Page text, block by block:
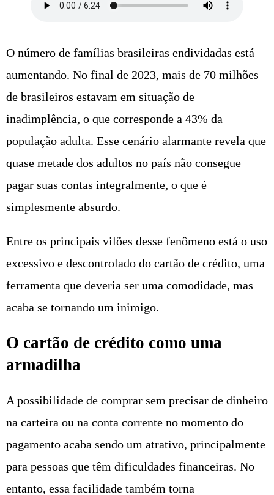
O número de famílias brasileiras endividadas está
aumentando. No final de 2023, mais de 70 milhões
de brasileiros estavam em situação de
inadimplência, o que corresponde a 43% da
população adulta. Esse cenário alarmante revela que
quase metade dos adultos no país não consegue
pagar suas contas integralmente, o que é
simplesmente absurdo.
Entre os principais vilões desse fenômeno está o uso
excessivo e descontrolado do cartão de crédito, uma
ferramenta que deveria ser uma comodidade, mas
acaba se tornando um inimigo.
O cartão de crédito como uma
armadilha
A possibilidade de comprar sem precisar de dinheiro
na carteira ou na conta corrente no momento do
pagamento acaba sendo um atrativo, principalmente
para pessoas que têm dificuldades financeiras. No
entanto, essa facilidade também torna